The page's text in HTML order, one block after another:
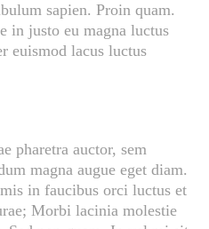
sapien. Proin quam.
in justo eu magna luctus
euismod lacus luctus
pharetra auctor, sem
magna augue eget diam.
in faucibus orci luctus et
Morbi lacinia molestie